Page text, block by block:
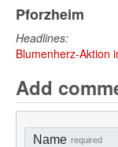
Pforzheim
Headlines:
Blumenherz-Aktion
Add
Name required